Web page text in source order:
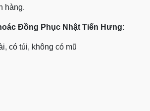
hàng.
Đồng Phục Nhật Tiến Hưng:
có túi, không có mũ